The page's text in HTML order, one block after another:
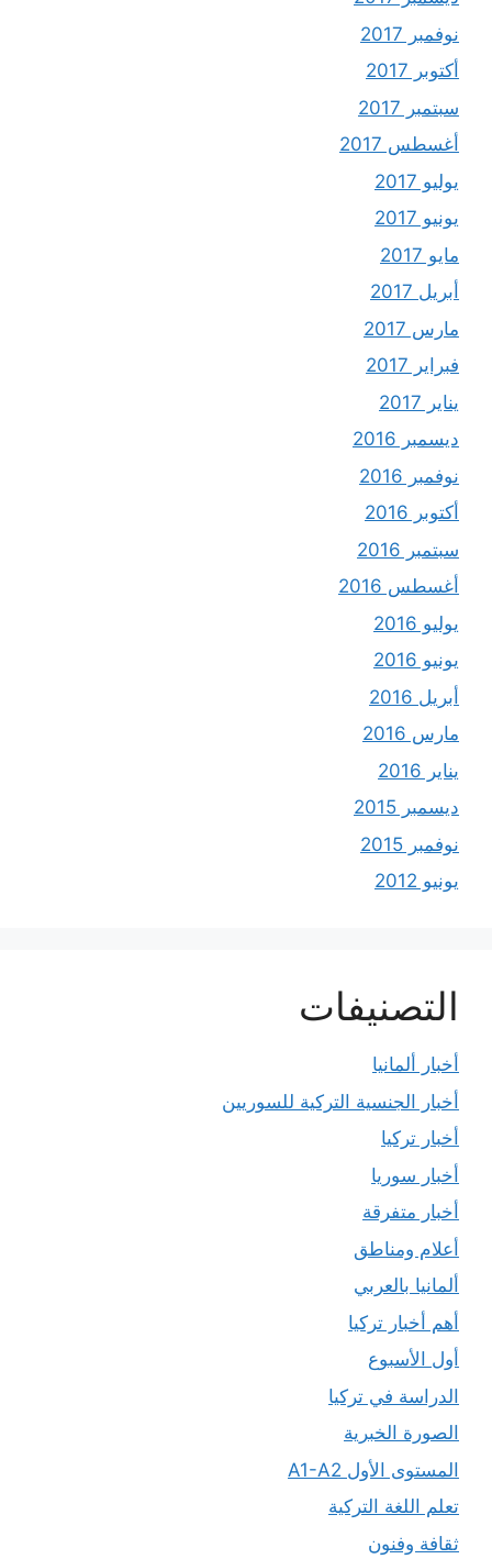
نوفمبر 2017
أكتوبر 2017
سبتمبر 2017
أغسطس 2017
يوليو 2017
يونيو 2017
مايو 2017
أبريل 2017
مارس 2017
فبراير 2017
يناير 2017
ديسمبر 2016
نوفمبر 2016
أكتوبر 2016
سبتمبر 2016
أغسطس 2016
يوليو 2016
يونيو 2016
أبريل 2016
مارس 2016
يناير 2016
ديسمبر 2015
نوفمبر 2015
يونيو 2012
التصنيفات
أخبار ألمانيا
أخبار الجنسية التركية للسوريين
أخبار تركيا
أخبار سوريا
أخبار متفرقة
أعلام ومناطق
ألمانيا بالعربي
أهم أخبار تركيا
أول الأسبوع
الدراسة في تركيا
الصورة الخبرية
المستوى الأول A1-A2
تعلم اللغة التركية
ثقافة وفنون